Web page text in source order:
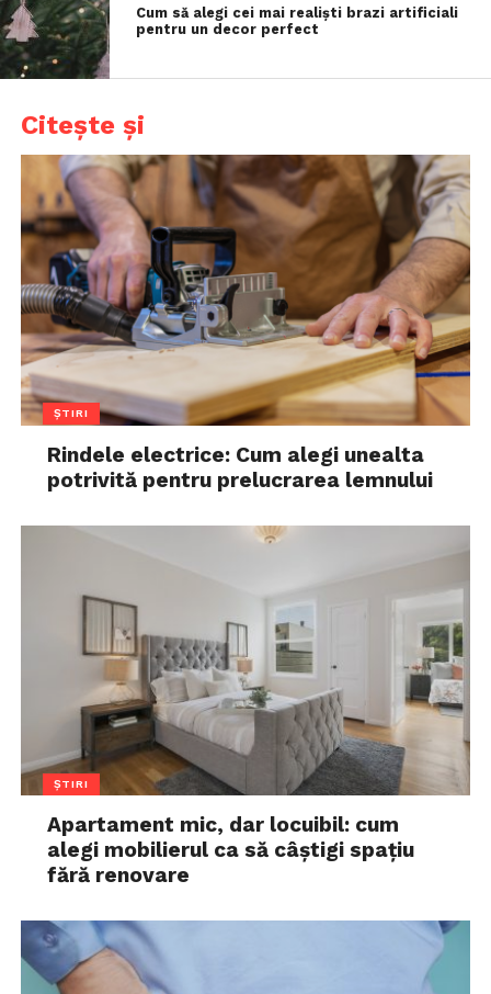
Cum să alegi cei mai realiști brazi artificiali
pentru un decor perfect
Citește și
ȘTIRI
Rindele electrice: Cum alegi unealta
potrivită pentru prelucrarea lemnului
ȘTIRI
Apartament mic, dar locuibil: cum
alegi mobilierul ca să câștigi spațiu
fără renovare